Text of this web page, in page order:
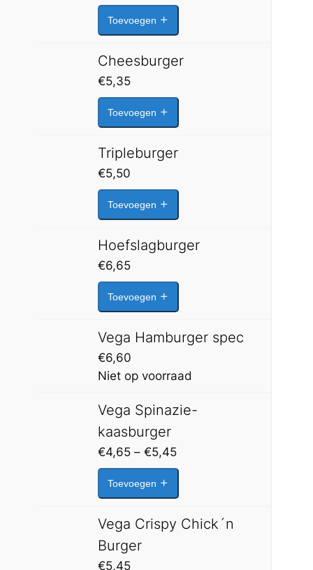
Toevoegen
Cheesburger
€5,35
Toevoegen
Tripleburger
€5,50
Toevoegen
Hoefslagburger
€6,65
Toevoegen
Vega Hamburger spec
€6,60
Niet op voorraad
Vega Spinazie-
kaasburger
€4,65 – €5,45Prijsklasse:
€4,65
Toevoegen
Vega Crispy Chick´n
Burger
€5,45